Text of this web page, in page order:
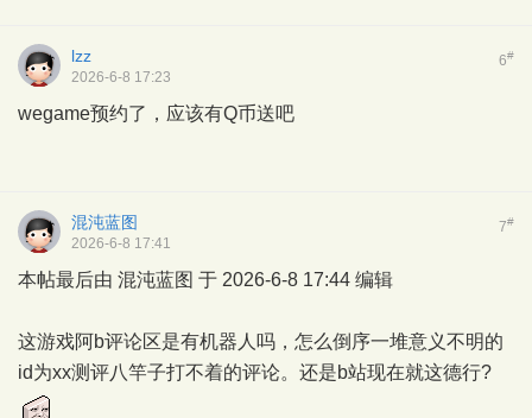
6#
lzz
2026-6-8 17:23
wegame预约了，应该有Q币送吧
7#
混沌蓝图
2026-6-8 17:41
本帖最后由 混沌蓝图 于 2026-6-8 17:44 编辑
这游戏阿b评论区是有机器人吗，怎么倒序一堆意义不明的
id为xx测评八竿子打不着的评论。还是b站现在就这德行?